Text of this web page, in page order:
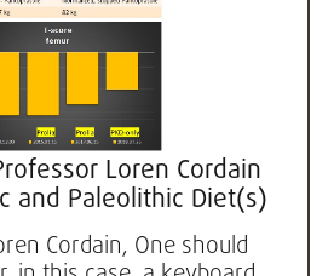
Loren Cordain
and Paleolithic Diet(s)
Cordain, One should